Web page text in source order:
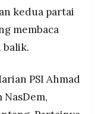
kedua partai
membaca
balik.
PSI Ahmad